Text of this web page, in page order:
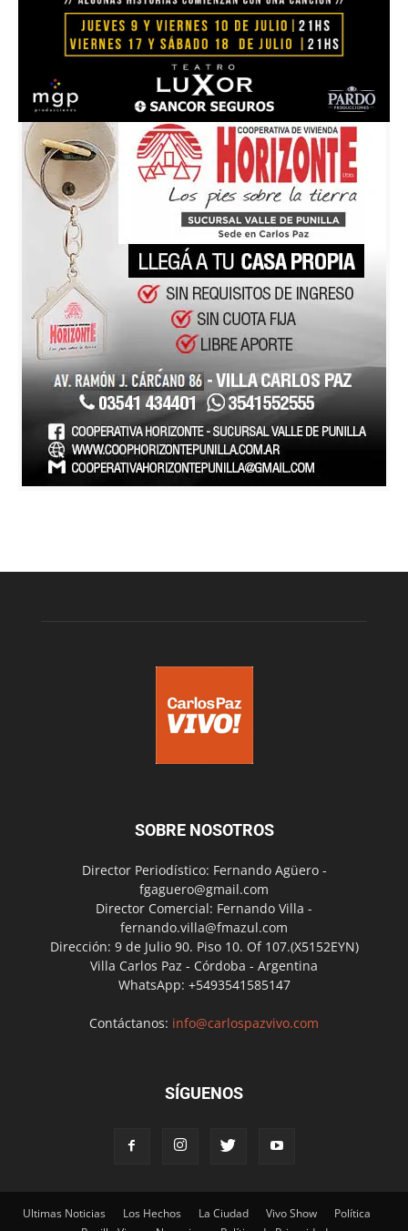
SOBRE NOSOTROS
Director Periodístico: Fernando Agüero -
fgaguero@gmail.com
Director Comercial: Fernando Villa -
fernando.villa@fmazul.com
Dirección: 9 de Julio 90. Piso 10. Of 107.(X5152EYN)
Villa Carlos Paz - Córdoba - Argentina
WhatsApp: +5493541585147
Contáctanos: info@carlospazvivo.com
SÍGUENOS
Ultimas Noticias Los Hechos La Ciudad Vivo Show
Política